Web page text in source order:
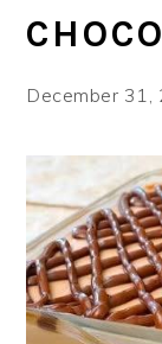
December 31,